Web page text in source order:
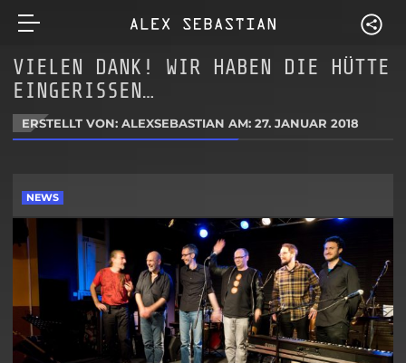
VIELEN DANK! WIR HABEN DIE HÜTTE
EINGERISSEN…
ERSTELLT VON: ALEXSEBASTIAN AM:27. JANUAR 2018
NEWS